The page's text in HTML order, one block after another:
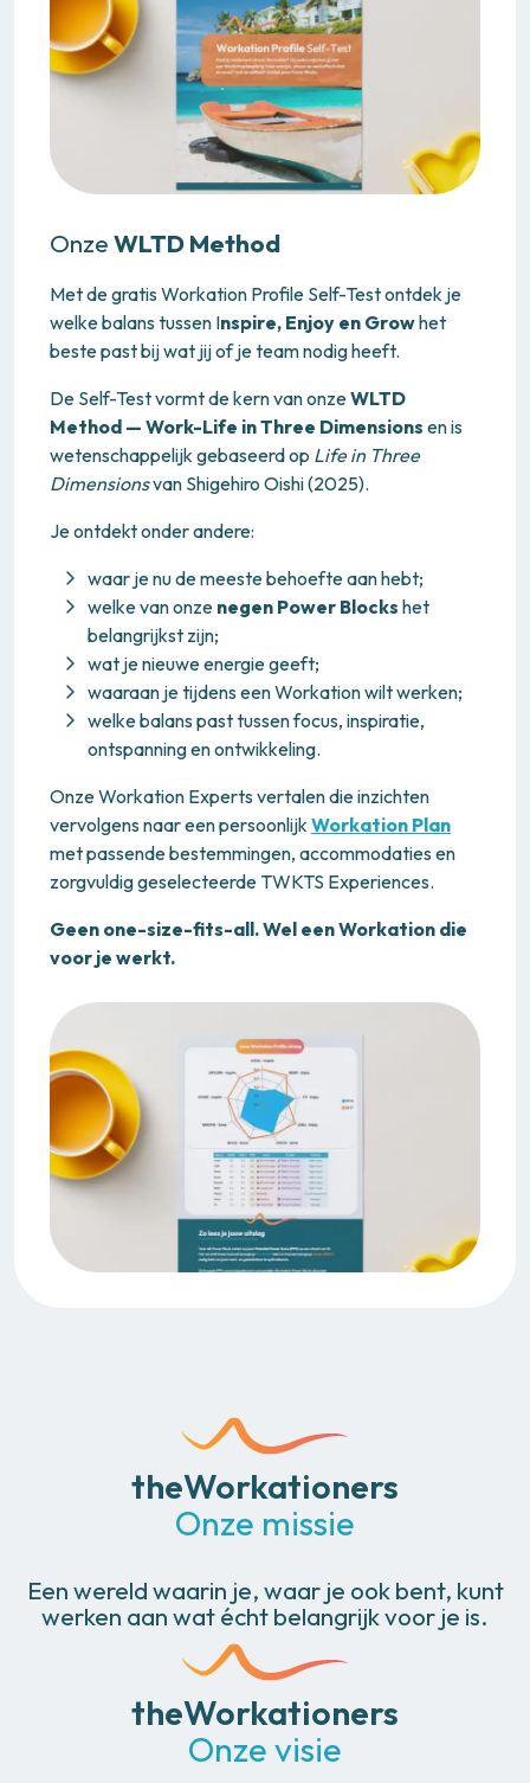
OnzeWLTD Method
Met de gratis Workation Profile Self-Test ontdek je
welke balans tussen Inspire, Enjoy en Growhet
beste past bij wat jij of je team nodig heeft.
De Self-Test vormt de kern van onzeWLTD
Method — Work-Life in Three Dimensions en is
wetenschappelijk gebaseerd op Life in Three
Dimensionsvan Shigehiro Oishi (2025).
Je ontdekt onder andere:
waar je nu de meeste behoefte aan hebt;
welke van onze negen Power Blocks het
belangrijkst zijn;
wat je nieuwe energie geeft;
waaraan je tijdens een Workation wilt werken;
welke balans past tussen focus, inspiratie,
ontspanning en ontwikkeling.
Onze Workation Experts vertalen die inzichten
vervolgens naar een persoonlijkWorkation Plan
met passende bestemmingen, accommodaties en
zorgvuldig geselecteerde TWKTS Experiences.
Geen one-size-fits-all. Wel een Workation die
voor je werkt.
theWorkationers
Onze missie
Een wereld waarin je, waar je ook bent, kunt
werken aan wat écht belangrijk voor je is.
theWorkationers
Onze visie